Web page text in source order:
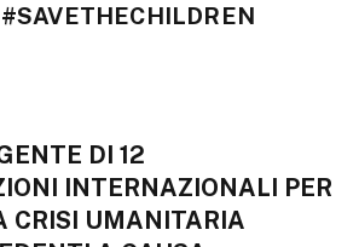
#SAVETHECHILDREN
DI 12
INTERNAZIONALI PER
CRISI UMANITARIA